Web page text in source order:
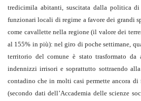
tredicimila abitanti, suscitata dalla politica
funzionari locali di regime a favore dei grandi
come cavallette nella regione (il valore dei
al 155% in più): nel giro di poche settimane,
territorio del comune è stato trasformato
indennizzi irrisori e soprattutto sottraendo
contadino che in molti casi permette ancora
(secondo dati dell’Accademia delle scienze